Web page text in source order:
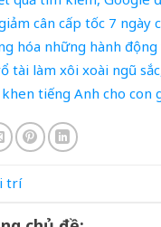
cân cấp tốc 7 ngày
hóa những hành động
tài làm xôi xoài ngũ
tiếng Anh cho con
trí